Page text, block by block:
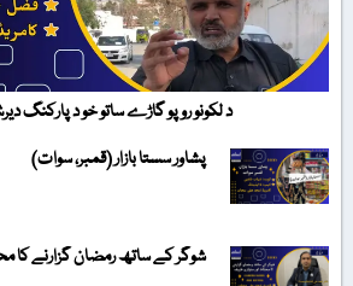
د لکونو روپو گاڑے ساتو خو د پارکنگ
پشاور سستا بازار (قمبر، سوات)
شوگر کے ساتھ رمضان گزارنے کا